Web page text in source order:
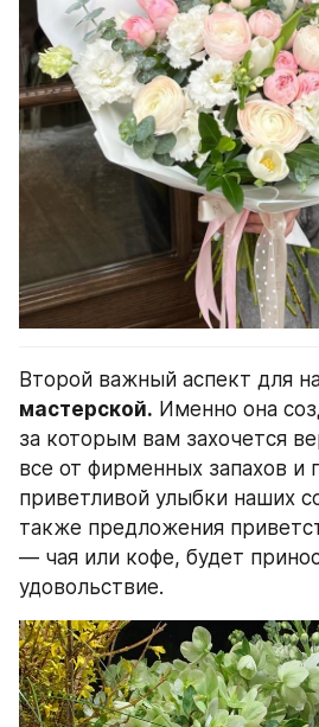
Второй важный аспект для
мастерской. Именно она
за которым вам захочется
все от фирменных запахов и
приветливой улыбки наших
также предложения
— чая или кофе, будет
удовольствие.